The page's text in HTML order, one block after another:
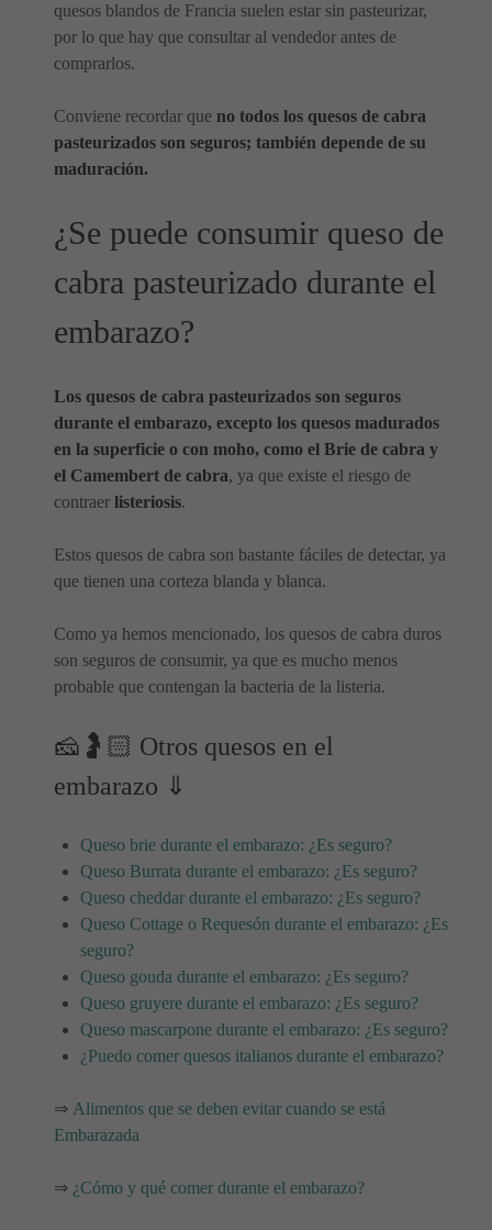
quesos blandos de Francia suelen estar sin pasteurizar,
por lo que hay que consultar al vendedor antes de
comprarlos.
Conviene recordar que no todos los quesos de cabra
pasteurizados son seguros; también depende de su
maduración.
¿Se puede consumir queso de
cabra pasteurizado durante el
embarazo?
Los quesos de cabra pasteurizados son seguros
durante el embarazo, excepto los quesos madurados
en la superficie o con moho, como el Brie de cabra y
el Camembert de cabra, ya que existe el riesgo de
contraer listeriosis.
Estos quesos de cabra son bastante fáciles de detectar, ya
que tienen una corteza blanda y blanca.
Como ya hemos mencionado, los quesos de cabra duros
son seguros de consumir, ya que es mucho menos
probable que contengan la bacteria de la listeria.
🧀🤰🏻 Otros quesos en el
embarazo ⇓
Queso brie durante el embarazo: ¿Es seguro?
Queso Burrata durante el embarazo: ¿Es seguro?
Queso cheddar durante el embarazo: ¿Es seguro?
Queso Cottage o Requesón durante el embarazo: ¿Es
seguro?
Queso gouda durante el embarazo: ¿Es seguro?
Queso gruyere durante el embarazo: ¿Es seguro?
Queso mascarpone durante el embarazo: ¿Es seguro?
¿Puedo comer quesos italianos durante el embarazo?
⇒ Alimentos que se deben evitar cuando se está
Embarazada
⇒ ¿Cómo y qué comer durante el embarazo?